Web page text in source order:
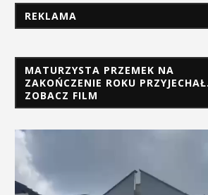
REKLAMA
MATURZYSTA PRZEMEK NA
ZAKOŃCZENIE ROKU
ZOBACZ FILM
Odtwarzacz
video